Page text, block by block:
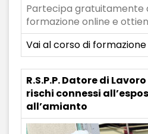
Partecipa gratuitamente
formazione online e
Vai al corso di formazione
R.S.P.P. Datore di
rischi connessi
all’amianto